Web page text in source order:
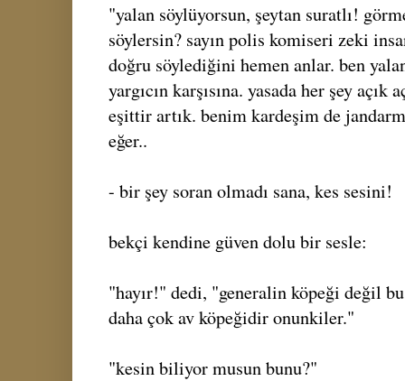
"yalan söylüyorsun, şeytan suratlı!
söylersin? sayın polis komiseri zeki
doğru söylediğini hemen anlar. ben
yargıcın karşısına. yasada her şey açık
eşittir artık. benim kardeşim de
eğer..
- bir şey soran olmadı sana, kes sesini!
bekçi kendine güven dolu bir sesle:
"hayır!" dedi, "generalin köpeği değil
daha çok av köpeğidir onunkiler."
"kesin biliyor musun bunu?"